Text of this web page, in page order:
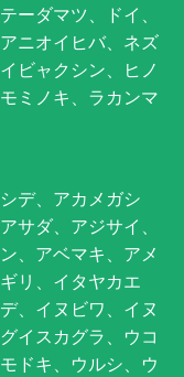
ーダマツ、ドイ、
ニオイヒバ、ネズ
ビャクシン、ヒノ
ミノキ、ラカンマ
デ、アカメガシ
サダ、アジサイ、
、アベマキ、アメ
リ、イタヤカエ
、イヌビワ、イヌ
イスカグラ、ウコ
ドキ、ウルシ、ウ